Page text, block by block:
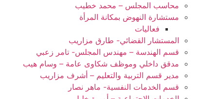
محاسب المجلس – محمد خطيب
مستشارة النهوض بمكانة المرأة
فعاليات
المستشار القضائي- طارق مزاريب
قسم الهندسة – مهندس المجلس- تامر زعبي
مدقق داخلي وموظف شكاوى عامة – وسام هيب
مدير قسم التربية والتعليم – أشرف مزاريب
قسم الخدمات النفسية- ماهر نصار